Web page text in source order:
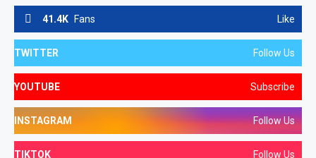
41.4K Fans Like
TWITTER Follow Us
YOUTUBE Subscribe
INSTAGRAM Follow Us
TIKTOK Follow Us